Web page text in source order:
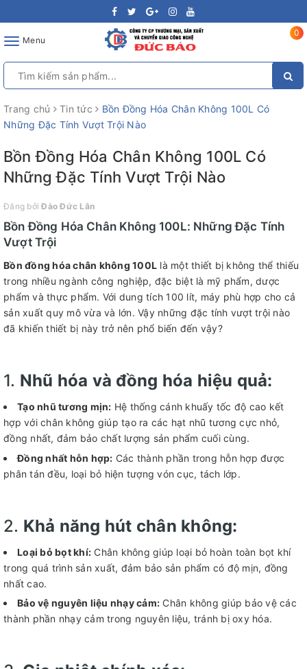
ToggleMenu
0
Trang chủ Tin tức
Bồn Đồng Hóa Chân Không 100L Có
Những Đặc Tính Vượt Trội Nào
Bồn Đồng Hóa Chân Không 100L Có
Những Đặc Tính Vượt Trội Nào
Đăng bởiĐào Đức Lân
Bồn Đồng Hóa Chân Không 100L: Những Đặc Tính
Vượt Trội
Bồn đồng hóa chân không 100L là một thiết bị không thể thiếu
trong nhiều ngành công nghiệp, đặc biệt là mỹ phẩm, dược
phẩm và thực phẩm. Với dung tích 100 lít, máy phù hợp cho cả
sản xuất quy mô vừa và lớn. Vậy những đặc tính vượt trội nào
đã khiến thiết bị này trở nên phổ biến đến vậy?
1. Nhũ hóa và đồng hóa hiệu quả:
Tạo nhũ tương mịn: Hệ thống cánh khuấy tốc độ cao kết
hợp với chân không giúp tạo ra các hạt nhũ tương cực nhỏ,
đồng nhất, đảm bảo chất lượng sản phẩm cuối cùng.
Đồng nhất hỗn hợp: Các thành phần trong hỗn hợp được
phân tán đều, loại bỏ hiện tượng vón cục, tách lớp.
2. Khả năng hút chân không:
Loại bỏ bọt khí: Chân không giúp loại bỏ hoàn toàn bọt khí
trong quá trình sản xuất, đảm bảo sản phẩm có độ mịn, đồng
nhất cao.
Bảo vệ nguyên liệu nhạy cảm: Chân không giúp bảo vệ các
thành phần nhạy cảm trong nguyên liệu, tránh bị oxy hóa.